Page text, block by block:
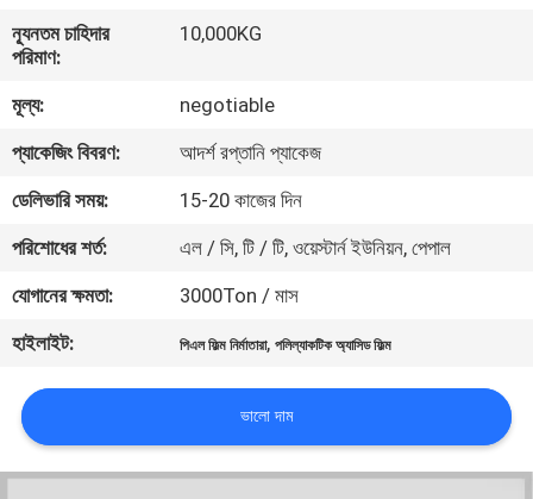
কারখানা
মান
নিয়ন্ত্রণ
করুন
খবর
উদ্ধৃতির
ন্যূনতম চাহিদার
পরিমাণ:
10,000KG
মূল্য:
negotiable
প্যাকেজিং বিবরণ:
আদর্শ রপ্তানি প্যাকেজ
ডেলিভারি সময়:
15-20 কাজের দিন
পরিশোধের শর্ত:
এল / সি, টি / টি, ওয়েস্টার্ন ইউনিয়ন, পেপাল
যোগানের ক্ষমতা:
3000Ton / মাস
হাইলাইট:
পিএল ফিল্ম নির্মাতারা,পলিল্যাকটিক অ্যাসিড ফিল্ম
ভালো দাম